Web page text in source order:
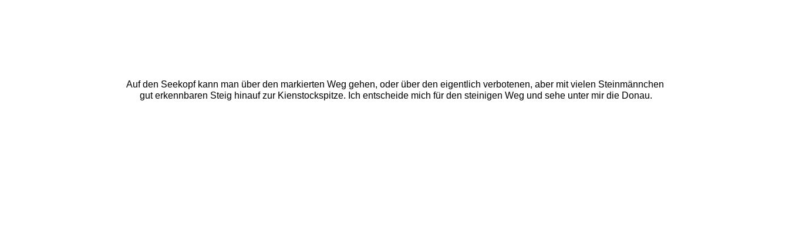
Auf den Seekopf kann man über den markierten Weg gehen, oder über den eigentlich verbotenen, aber mit vielen Steinmännchen
gut erkennbaren Steig hinauf zur Kienstockspitze. Ich entscheide mich für den steinigen Weg und sehe unter mir die Donau.